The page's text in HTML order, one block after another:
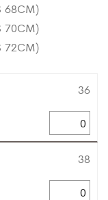
68CM)
70CM)
72CM)
36
38